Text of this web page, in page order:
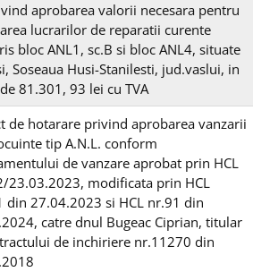
aprobarea valorii necesara pentru
lucrarilor de reparatii curente
bloc ANL1, sc.B si bloc ANL4, situate
Soseaua Husi-Stanilesti, jud.vaslui, in
81.301, 93 lei cu TVA
de hotarare privind aprobarea vanzarii
tip A.N.L. conform
de vanzare aprobat prin HCL
23.03.2023, modificata prin HCL
din 27.04.2023 si HCL nr.91 din
catre dnul Bugeac Ciprian, titular
de inchiriere nr.11270 din